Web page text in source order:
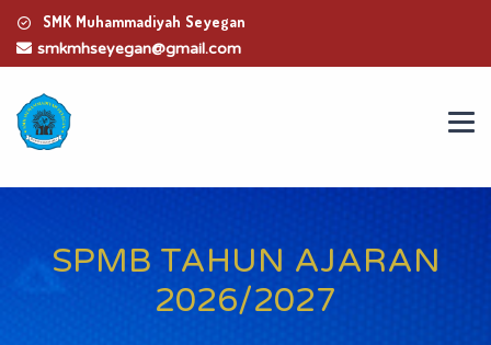
SMK Muhammadiyah Seyegan
smkmhseyegan@gmail.com
SPMB TAHUN AJARAN
2026/2027